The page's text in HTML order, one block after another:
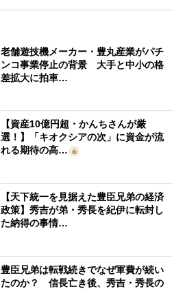
老舗遊技機メーカー・豊丸産業がパチ
ンコ事業停止の背景 大手と中小の格
差拡大に拍車…
【資産10億円超・かんちさんが厳
選！】「キオクシアの次」に資金が流
れる期待の高…
【天下統一を見据えた豊臣兄弟の経済
政策】秀吉が弟・秀長を紀伊に転封し
た納得の事情…
豊臣兄弟は転戦続きでなぜ軍費が続い
たのか？ 信長亡き後、秀吉・秀長の